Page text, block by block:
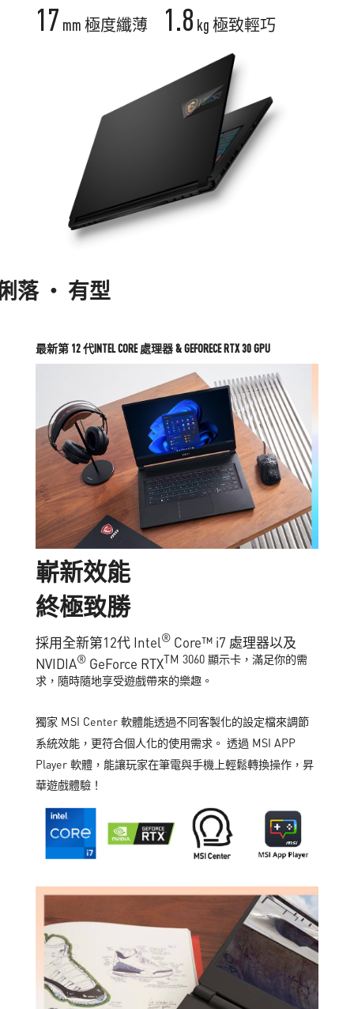
17 mm 極度纖薄 1.8 kg 極致輕巧
型
最新第 12 代INTEL CORE 處理器 & GEFORECE RTX 30 GPU
嶄新效能
終極致勝
採用全新第12代 Intel®Core™ i7 處理器以及
NVIDIA®GeForce RTXTM 3060 顯示卡，滿足你的需
求，隨時隨地享受遊戲帶來的樂趣。
獨家 MSI Center 軟體能透過不同客製化的設定檔來調節
系統效能，更符合個人化的使用需求。 透過 MSI APP
Player 軟體，能讓玩家在筆電與手機上輕鬆轉換操作，昇
華遊戲體驗！